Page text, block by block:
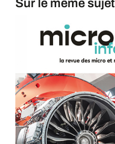
Sur le même sujet